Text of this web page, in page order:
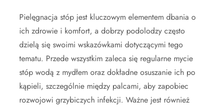
Pielęgnacja stóp jest kluczowym elementem dbania o
ich zdrowie i komfort, a dobrzy podolodzy często
dzielą się swoimi wskazówkami dotyczącymi tego
tematu. Przede wszystkim zaleca się regularne mycie
stóp wodą z mydłem oraz dokładne osuszanie ich po
kąpieli, szczególnie między palcami, aby zapobiec
rozwojowi grzybiczych infekcji. Ważne jest również